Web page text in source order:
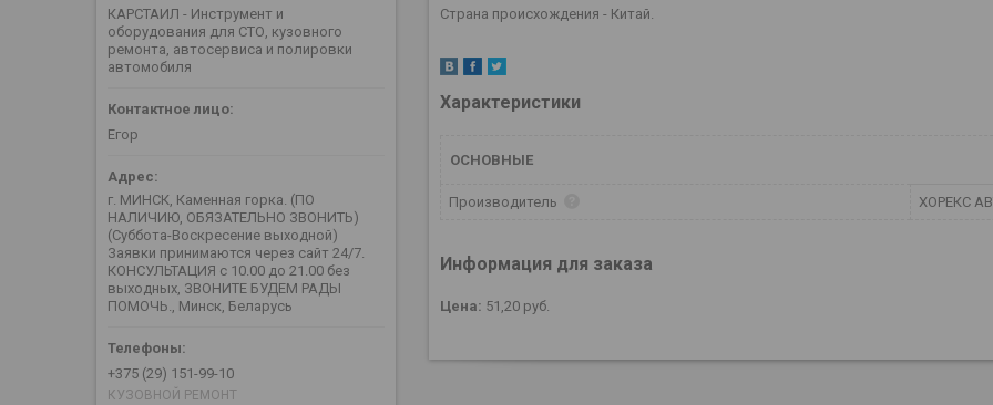
Страна происхождения - Китай.
Характеристики
ОСНОВНЫЕ
Производитель ХОРЕКС
Информация для заказа
Цена: 51,20 руб.
КАРСТАИЛ - Инструмент и
оборудования для СТО, кузовного
ремонта, автосервиса и полировки
автомобиля
Егор
г. МИНСК, Каменная горка. (ПО
НАЛИЧИЮ, ОБЯЗАТЕЛЬНО ЗВОНИТЬ)
(Суббота-Воскресение выходной)
Заявки принимаются через сайт 24/7.
КОНСУЛЬТАЦИЯ с 10.00 до 21.00 без
выходных, ЗВОНИТЕ БУДЕМ РАДЫ
ПОМОЧЬ., Минск, Беларусь
+375 (29) 151-99-10
КУЗОВНОЙ РЕМОНТ